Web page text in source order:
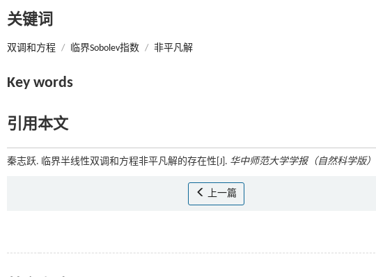
关键词
双调和方程 / 临界Sobolev指数 / 非平凡解
Key words
引用本文
秦志跃. 临界半线性双调和方程非平凡解的存在性[J]. 华中师范大学学报（自然科学版）
上一篇